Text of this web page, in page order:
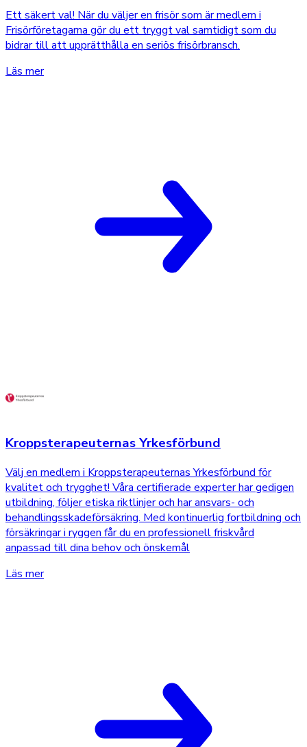
Ett säkert val! När du väljer en frisör som är medlem i
Frisörföretagarna gör du ett tryggt val samtidigt som du
bidrar till att upprätthålla en seriös frisörbransch.
Läs mer
Kroppsterapeuternas Yrkesförbund
Välj en medlem i Kroppsterapeuternas Yrkesförbund för
kvalitet och trygghet! Våra certifierade experter har gedigen
utbildning, följer etiska riktlinjer och har ansvars- och
behandlingsskadeförsäkring. Med kontinuerlig fortbildning och
försäkringar i ryggen får du en professionell friskvård
anpassad till dina behov och önskemål
Läs mer